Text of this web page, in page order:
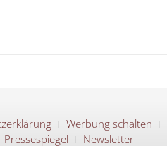
Werbung schalten
Pressespiegel
Newsletter